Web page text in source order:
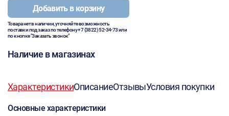
Добавить в корзину
Товара нет в наличии, уточняйте возможность
поставки под заказ по телефону+7 (3822) 52-34-73или
по кнопке "Заказать звонок"
Наличие в магазинах
ХарактеристикиОписаниеОтзывыУсловия покупки
Основные характеристики